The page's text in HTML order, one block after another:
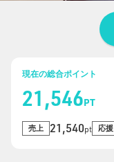
現在の総合ポイント
21,546PT
売上 21,540pt 応援